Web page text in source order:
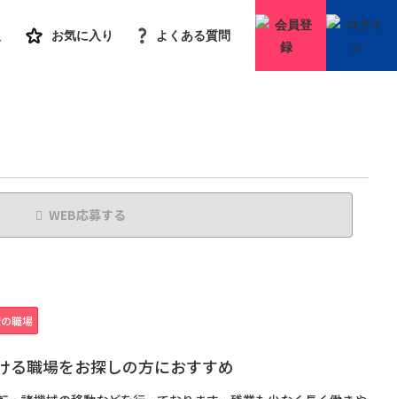
お気に入り よくある質問 会員登録
WEB応募する
職場
る職場をお探しの方におすすめ